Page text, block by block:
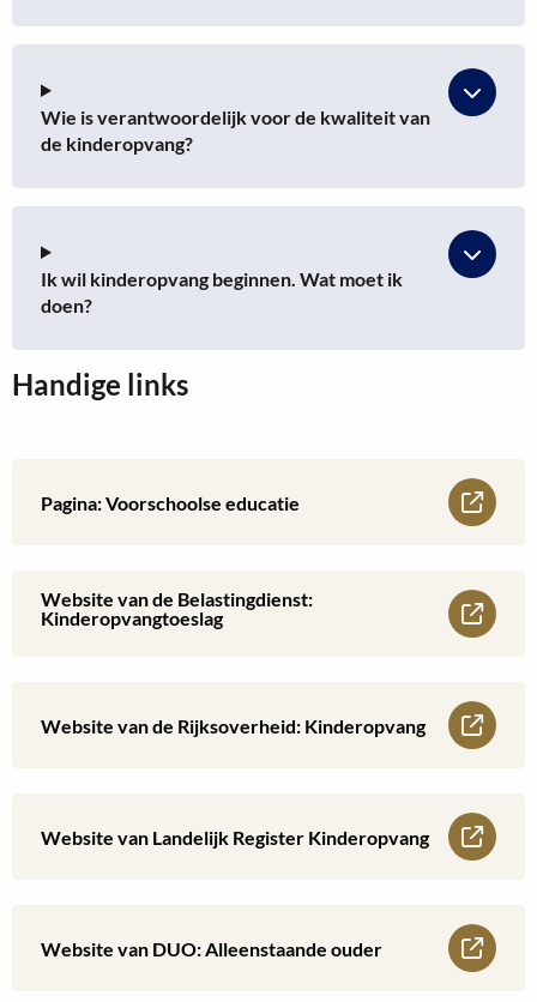
Wie is verantwoordelijk voor de kwaliteit van
de kinderopvang?
Ik wil kinderopvang beginnen. Wat moet ik
doen?
Handige links
Pagina: Voorschoolse educatie
Lees
over
educatie
Website van de Belastingdienst:
Kinderopvangtoeslag
Lees
de
Kinderopvangtoeslag
Website van de Rijksoverheid: Kinderopvang
Lees
de
Website van Landelijk Register Kinderopvang
Lees
Website van DUO: Alleenstaande ouder
Lees